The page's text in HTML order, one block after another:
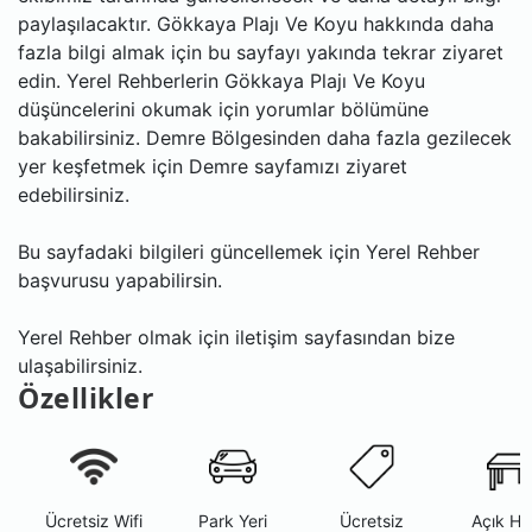
paylaşılacaktır. Gökkaya Plajı Ve Koyu hakkında daha
fazla bilgi almak için bu sayfayı yakında tekrar ziyaret
edin. Yerel Rehberlerin Gökkaya Plajı Ve Koyu
düşüncelerini okumak için yorumlar bölümüne
bakabilirsiniz. Demre Bölgesinden daha fazla gezilecek
yer keşfetmek için Demre sayfamızı ziyaret
edebilirsiniz.
Bu sayfadaki bilgileri güncellemek için Yerel Rehber
başvurusu yapabilirsin.
Yerel Rehber olmak için iletişim sayfasından bize
ulaşabilirsiniz.
Özellikler
Ücretsiz Wifi Park Yeri Ücretsiz Açık